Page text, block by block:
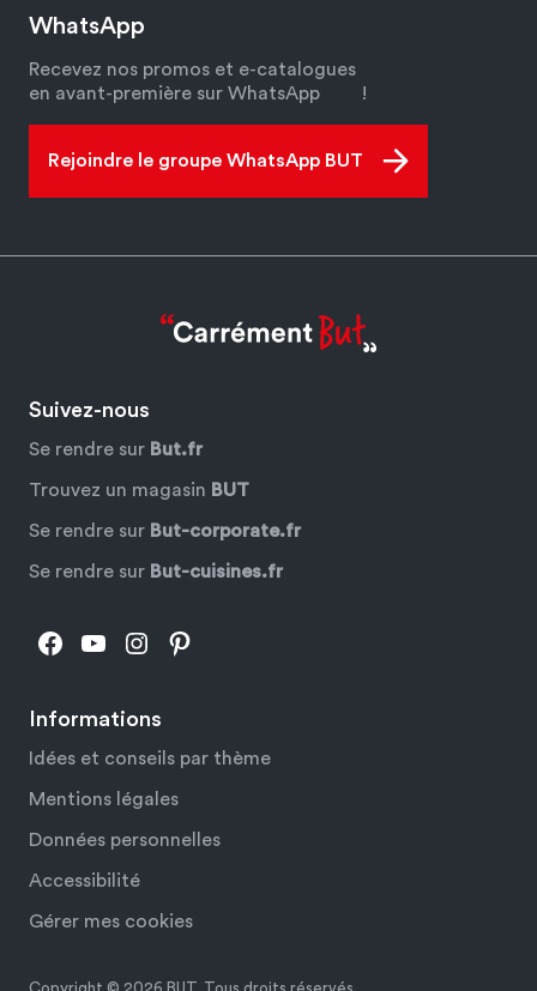
WhatsApp
Recevez nos promos et e-catalogues
en avant-première sur WhatsApp
!
Rejoindre le groupe WhatsApp BUT
Informations
Idées et conseils par thème
Mentions légales
Données personnelles
Accessibilité
Gérer mes cookies
Suivez-nous
Se rendre sur But.fr
Trouvez un magasin BUT
Se rendre sur But-corporate.fr
Se rendre sur But-cuisines.fr
Facebook
YouTube
Instagram
Pinterest